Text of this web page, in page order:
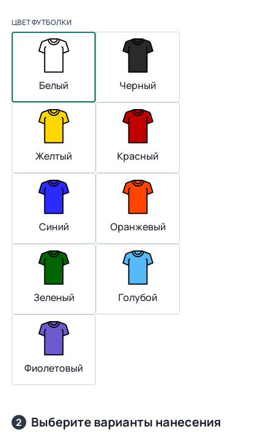
ЦВЕТ ФУТБОЛКИ
Белый Черный
Желтый Красный
Синий Оранжевый
Зеленый Голубой
Фиолетовый
2 Выберите варианты нанесения